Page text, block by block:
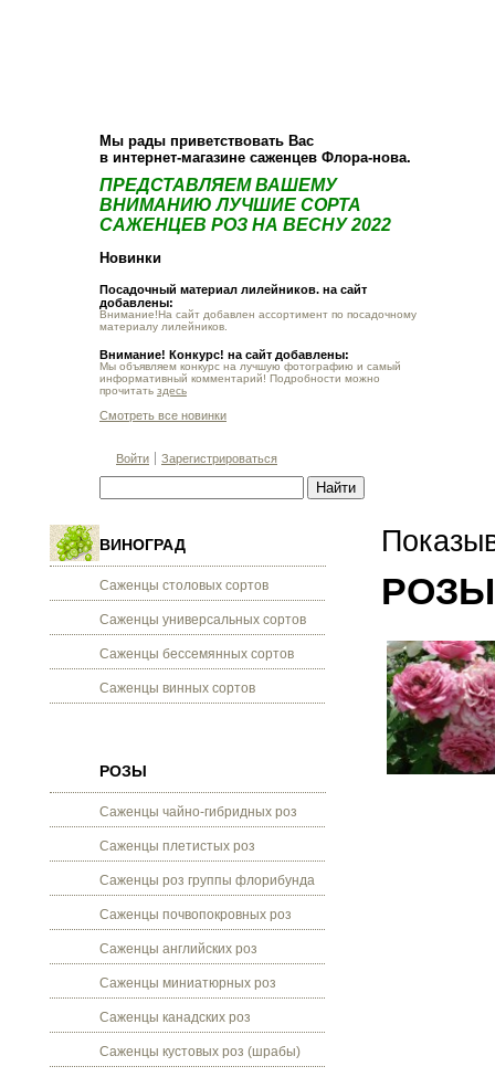
Мы рады приветствовать Вас
в интернет-магазине саженцев Флора-нова.
ПРЕДСТАВЛЯЕМ ВАШЕМУ
ВНИМАНИЮ ЛУЧШИЕ СОРТА
САЖЕНЦЕВ РОЗ НА ВЕСНУ 2022
Новинки
Посадочный материал лилейников. на сайт
добавлены:
Внимание!На сайт добавлен ассортимент по посадочному
материалу лилейников.
Внимание! Конкурс! на сайт добавлены:
Мы объявляем конкурс на лучшую фотографию и самый
информативный комментарий! Подробности можно
прочитать здесь
Смотреть все новинки
Войти Зарегистрироваться
ВИНОГРАД
Саженцы столовых сортов
Саженцы универсальных сортов
Саженцы бессемянных сортов
Саженцы винных сортов
РОЗЫ
Саженцы чайно-гибридных роз
Саженцы плетистых роз
Саженцы роз группы флорибунда
Саженцы почвопокровных роз
Саженцы английских роз
Саженцы миниатюрных роз
Саженцы канадских роз
Саженцы кустовых роз (шрабы)
РОЗЫ